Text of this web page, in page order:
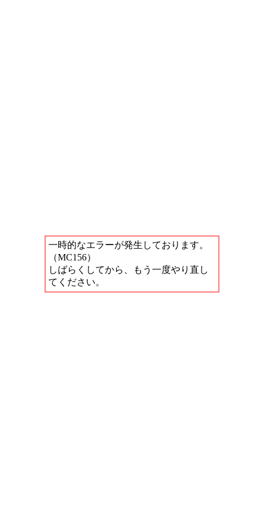
一時的なエラーが発生しております。
（MC156）
しばらくしてから、もう一度やり直し
てください。